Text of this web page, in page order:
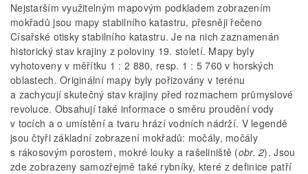
Nejstarším využitelným mapovým podkladem zobrazením
mokřadů jsou mapy stabilního katastru, přesněji řečeno
Císařské otisky stabilního katastru. Je na nich zaznamenán
historický stav krajiny z poloviny 19. století. Mapy byly
vyhotoveny v měřítku 1 : 2 880, resp. 1 : 5 760 v horských
oblastech. Originální mapy byly pořizovány v terénu
a zachycují skutečný stav krajiny před rozmachem průmyslové
revoluce. Obsahují také informace o směru proudění vody
v tocích a o umístění a tvaru hrází vodních nádrží. V legendě
jsou čtyři základní zobrazení mokřadů: močály, močály
s rákosovým porostem, mokré louky a rašeliniště (obr. 2). Jsou
zde zobrazeny samozřejmě také rybníky, které z definice patří